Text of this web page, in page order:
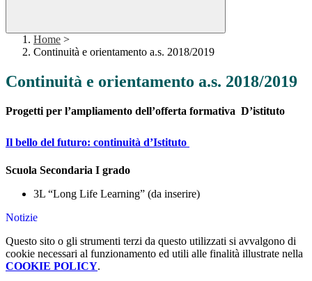
Home >
Continuità e orientamento a.s. 2018/2019
Continuità e orientamento a.s. 2018/2019
Progetti per l’ampliamento dell’offerta formativa D’istituto
Il bello del futuro: continuità d’Istituto
Scuola Secondaria I grado
3L “Long Life Learning” (da inserire)
Notizie
Questo sito o gli strumenti terzi da questo utilizzati si avvalgono di
cookie necessari al funzionamento ed utili alle finalità illustrate nella
COOKIE POLICY.